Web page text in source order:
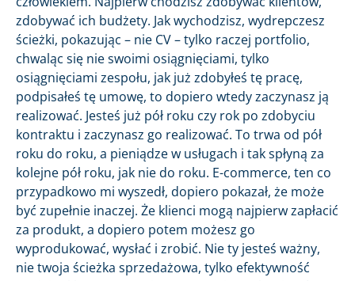
zdobywać ich budżety. Jak wychodzisz, wydrepczesz
ścieżki, pokazując – nie CV – tylko raczej portfolio,
chwaląc się nie swoimi osiągnięciami, tylko
osiągnięciami zespołu, jak już zdobyłeś tę pracę,
podpisałeś tę umowę, to dopiero wtedy zaczynasz ją
realizować. Jesteś już pół roku czy rok po zdobyciu
kontraktu i zaczynasz go realizować. To trwa od pół
roku do roku, a pieniądze w usługach i tak spłyną za
kolejne pół roku, jak nie do roku. E-commerce, ten co
przypadkowo mi wyszedł, dopiero pokazał, że może
być zupełnie inaczej. Że klienci mogą najpierw zapłacić
za produkt, a dopiero potem możesz go
wyprodukować, wysłać i zrobić. Nie ty jesteś ważny,
nie twoja ścieżka sprzedażowa, tylko efektywność